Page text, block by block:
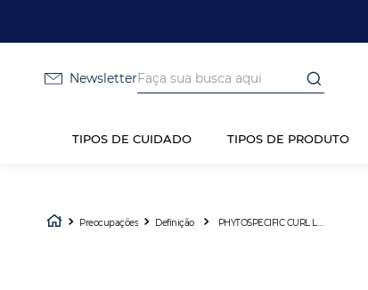
NewsletterFaça sua busca aqui
TIPOS DE CUIDADO TIPOS DE PRODUTO
Preocupações Definição